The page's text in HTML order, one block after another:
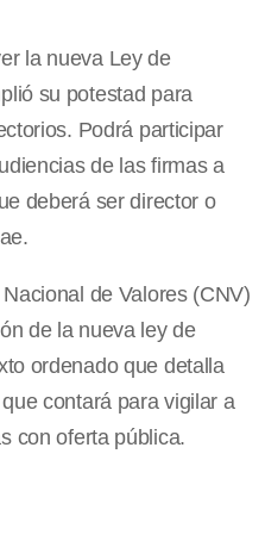
la nueva Ley de
su potestad para
Podrá participar
de las firmas a
deberá ser director o
de Valores (CNV)
de la nueva ley de
ordenado que detalla
contará para vigilar a
con oferta pública.